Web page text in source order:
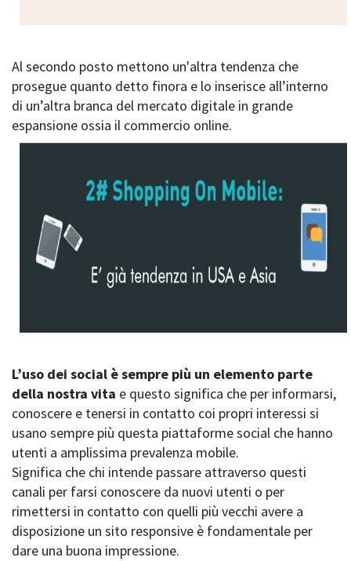
Al secondo posto mettono un'altra tendenza che
prosegue quanto detto finora e lo inserisce all’interno
di un’altra branca del mercato digitale in grande
espansione ossia il commercio online.
L’uso dei social è sempre più un elemento parte
della nostra vita e questo significa che per informarsi,
conoscere e tenersi in contatto coi propri interessi si
usano sempre più questa piattaforme social che hanno
utenti a amplissima prevalenza mobile.
Significa che chi intende passare attraverso questi
canali per farsi conoscere da nuovi utenti o per
rimettersi in contatto con quelli più vecchi avere a
disposizione un sito responsive è fondamentale per
dare una buona impressione.